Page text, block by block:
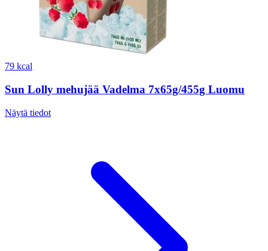
79 kcal
Sun Lolly mehujää Vadelma 7x65g/455g Luomu
Näytä tiedot